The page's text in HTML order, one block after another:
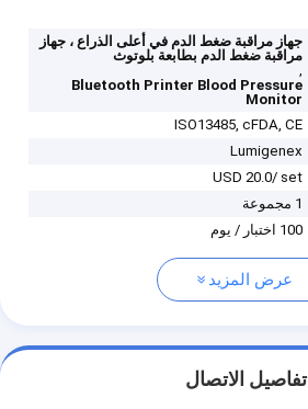
جهاز مراقبة ضغط الدم في أعلى الذراع ، جهاز
مراقبة ضغط الدم بطابعة بلوتوث
,
Bluetooth Printer Blood Pressure
Monitor
ISO13485, cFDA, CE
Lumigenex
USD 20.0/ set
1 مجموعة
100 اختبار / يوم
عرض المزيد
تفاصيل الاتصال